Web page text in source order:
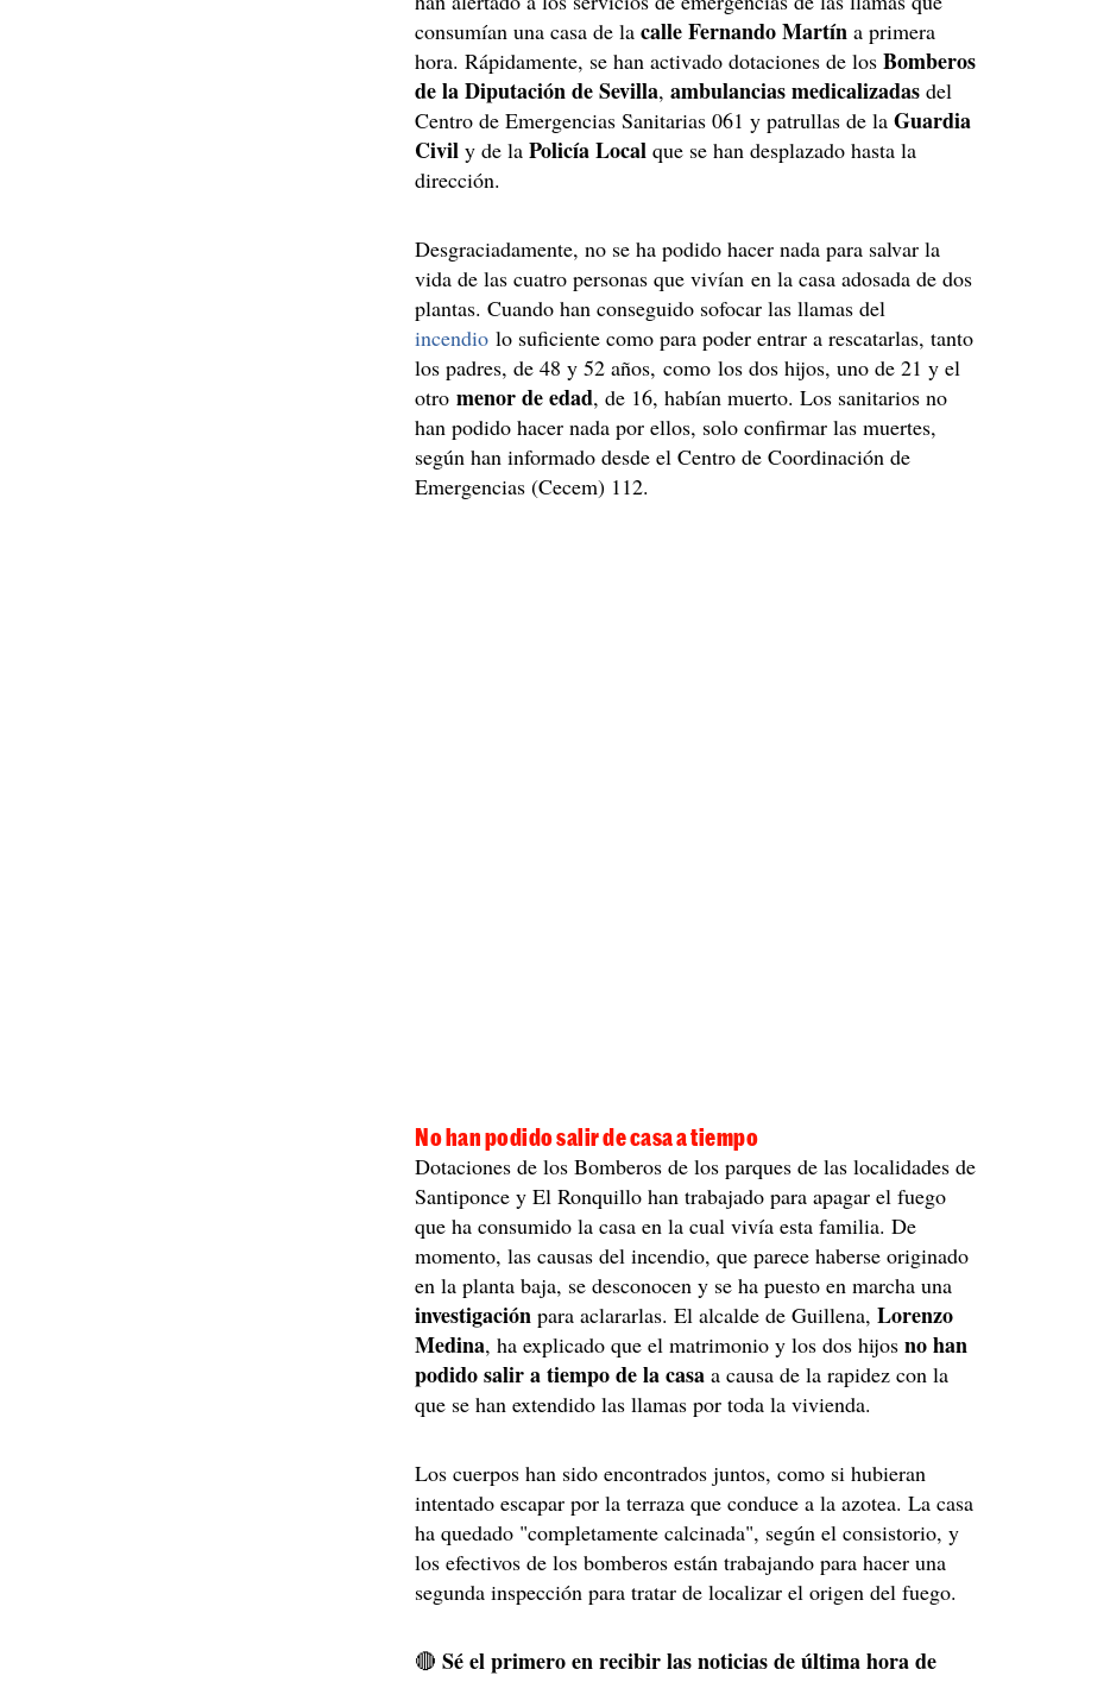
consumían una casa de lacalle Fernando Martín a primera
hora. Rápidamente, se han activado dotaciones de losBomberos
de la Diputación de Sevilla,ambulancias medicalizadas del
Centro de Emergencias Sanitarias 061 y patrullas de laGuardia
Civil y de laPolicía Local que se han desplazado hasta la
dirección.
Desgraciadamente, no se ha podido hacer nada para salvar la
vida de las cuatro personas que vivían en la casa adosada de dos
plantas. Cuando han conseguido sofocar las llamas del
incendio lo suficiente como para poder entrar a rescatarlas, tanto
los padres, de 48 y 52 años, como los dos hijos, uno de 21 y el
otromenor de edad, de 16, habían muerto. Los sanitarios no
han podido hacer nada por ellos, solo confirmar las muertes,
según han informado desde el Centro de Coordinación de
Emergencias (Cecem) 112.
No han podido salir de casa a tiempo
Dotaciones de los Bomberos de los parques de las localidades de
Santiponce y El Ronquillo han trabajado para apagar el fuego
que ha consumido la casa en la cual vivía esta familia. De
momento, las causas del incendio, que parece haberse originado
en la planta baja, se desconocen y se ha puesto en marcha una
investigación para aclararlas. El alcalde de Guillena,Lorenzo
Medina, ha explicado que el matrimonio y los dos hijosno han
podido salir a tiempo de la casa a causa de la rapidez con la
que se han extendido las llamas por toda la vivienda.
Los cuerpos han sido encontrados juntos, como si hubieran
intentado escapar por la terraza que conduce a la azotea. La casa
ha quedado "completamente calcinada", según el consistorio, y
los efectivos de los bomberos están trabajando para hacer una
segunda inspección para tratar de localizar el origen del fuego.
🔴Sé el primero en recibir las noticias de última hora de